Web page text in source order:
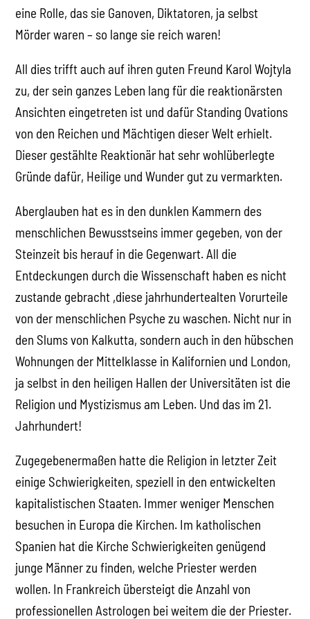
eine Rolle, das sie Ganoven, Diktatoren, ja selbst
Mörder waren – so lange sie reich waren!
All dies trifft auch auf ihren guten Freund Karol Wojtyla
zu, der sein ganzes Leben lang für die reaktionärsten
Ansichten eingetreten ist und dafür Standing Ovations
von den Reichen und Mächtigen dieser Welt erhielt.
Dieser gestählte Reaktionär hat sehr wohlüberlegte
Gründe dafür, Heilige und Wunder gut zu vermarkten.
Aberglauben hat es in den dunklen Kammern des
menschlichen Bewusstseins immer gegeben, von der
Steinzeit bis herauf in die Gegenwart. All die
Entdeckungen durch die Wissenschaft haben es nicht
zustande gebracht ,diese jahrhundertealten Vorurteile
von der menschlichen Psyche zu waschen. Nicht nur in
den Slums von Kalkutta, sondern auch in den hübschen
Wohnungen der Mittelklasse in Kalifornien und London,
ja selbst in den heiligen Hallen der Universitäten ist die
Religion und Mystizismus am Leben. Und das im 21.
Jahrhundert!
Zugegebenermaßen hatte die Religion in letzter Zeit
einige Schwierigkeiten, speziell in den entwickelten
kapitalistischen Staaten. Immer weniger Menschen
besuchen in Europa die Kirchen. Im katholischen
Spanien hat die Kirche Schwierigkeiten genügend
junge Männer zu finden, welche Priester werden
wollen. In Frankreich übersteigt die Anzahl von
professionellen Astrologen bei weitem die der Priester.